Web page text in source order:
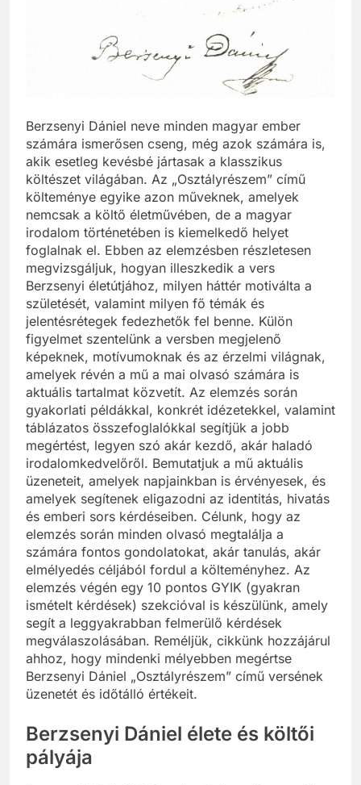
Berzsenyi Dániel neve minden magyar ember
számára ismerősen cseng, még azok számára is,
akik esetleg kevésbé jártasak a klasszikus
költészet világában. Az „Osztályrészem” című
költeménye egyike azon műveknek, amelyek
nemcsak a költő életművében, de a magyar
irodalom történetében is kiemelkedő helyet
foglalnak el. Ebben az elemzésben részletesen
megvizsgáljuk, hogyan illeszkedik a vers
Berzsenyi életútjához, milyen háttér motiválta a
születését, valamint milyen fő témák és
jelentésrétegek fedezhetők fel benne. Külön
figyelmet szentelünk a versben megjelenő
képeknek, motívumoknak és az érzelmi világnak,
amelyek révén a mű a mai olvasó számára is
aktuális tartalmat közvetít. Az elemzés során
gyakorlati példákkal, konkrét idézetekkel, valamint
táblázatos összefoglalókkal segítjük a jobb
megértést, legyen szó akár kezdő, akár haladó
irodalomkedvelőről. Bemutatjuk a mű aktuális
üzeneteit, amelyek napjainkban is érvényesek, és
amelyek segítenek eligazodni az identitás, hivatás
és emberi sors kérdéseiben. Célunk, hogy az
elemzés során minden olvasó megtalálja a
számára fontos gondolatokat, akár tanulás, akár
elmélyedés céljából fordul a költeményhez. Az
elemzés végén egy 10 pontos GYIK (gyakran
ismételt kérdések) szekcióval is készülünk, amely
segít a leggyakrabban felmerülő kérdések
megválaszolásában. Reméljük, cikkünk hozzájárul
ahhoz, hogy mindenki mélyebben megértse
Berzsenyi Dániel „Osztályrészem” című versének
üzenetét és időtálló értékeit.
Berzsenyi Dániel élete és költői
pályája